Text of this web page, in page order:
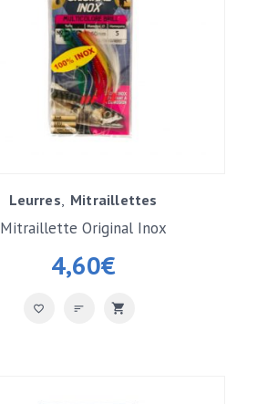
Leurres Mitraillettes
4,60€
Mitraillette Original Inox